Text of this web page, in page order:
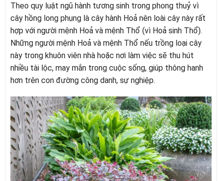
Theo quy luật ngũ hành tương sinh trong phong thuỷ vì
cây hồng long phụng là cây hành Hoả nên loài cây này rất
hợp với người mệnh Hoả và mệnh Thổ (vì Hoả sinh Thổ).
Những người mệnh Hoả và mệnh Thổ nếu trồng loại cây
này trong khuôn viên nhà hoặc nơi làm việc sẽ thu hút
nhiều tài lộc, may mắn trong cuộc sống, giúp thông hanh
hơn trên con đường công danh, sự nghiệp.